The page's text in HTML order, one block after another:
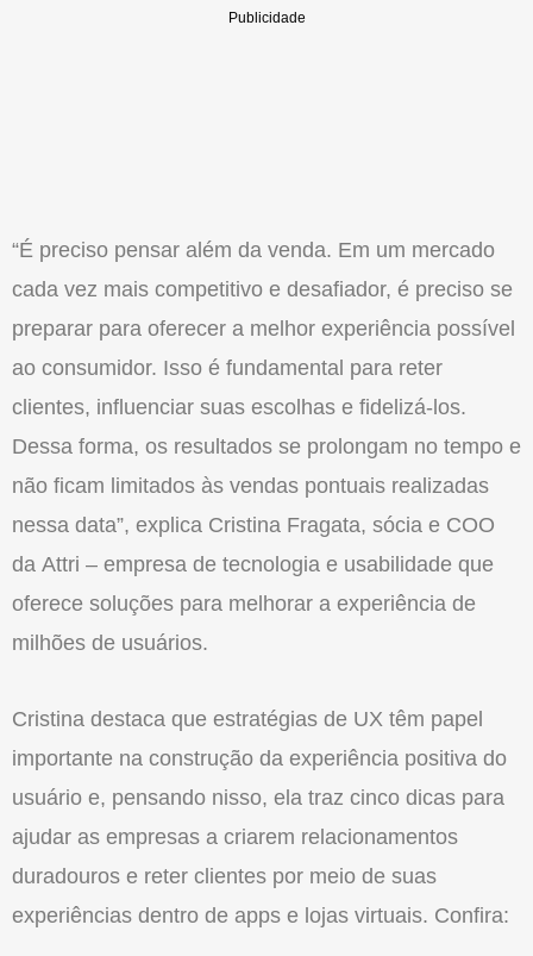
“É preciso pensar além da venda. Em um mercado
cada vez mais competitivo e desafiador, é preciso se
preparar para oferecer a melhor experiência possível
ao consumidor. Isso é fundamental para reter
clientes, influenciar suas escolhas e fidelizá-los.
Dessa forma, os resultados se prolongam no tempo e
não ficam limitados às vendas pontuais realizadas
nessa data”, explica Cristina Fragata, sócia e COO
da Attri – empresa de tecnologia e usabilidade que
oferece soluções para melhorar a experiência de
milhões de usuários.
Cristina destaca que estratégias de UX têm papel
importante na construção da experiência positiva do
usuário e, pensando nisso, ela traz cinco dicas para
ajudar as empresas a criarem relacionamentos
duradouros e reter clientes por meio de suas
experiências dentro de apps e lojas virtuais. Confira: